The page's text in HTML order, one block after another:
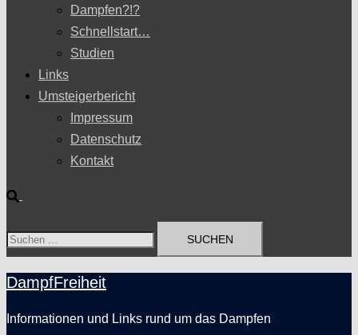
Dampfen?!?
Schnellstart…
Studien
Links
Umsteigerbericht
Impressum
Datenschutz
Kontakt
Suche
Suchen
DampfFreiheit
Informationen und Links rund um das Dampfen